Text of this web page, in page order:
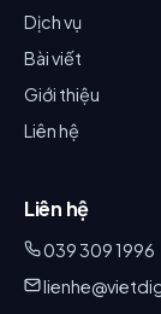
Dịch vụ
Bài viết
Giới thiệu
Liên hệ
Liên hệ
039 309 1996